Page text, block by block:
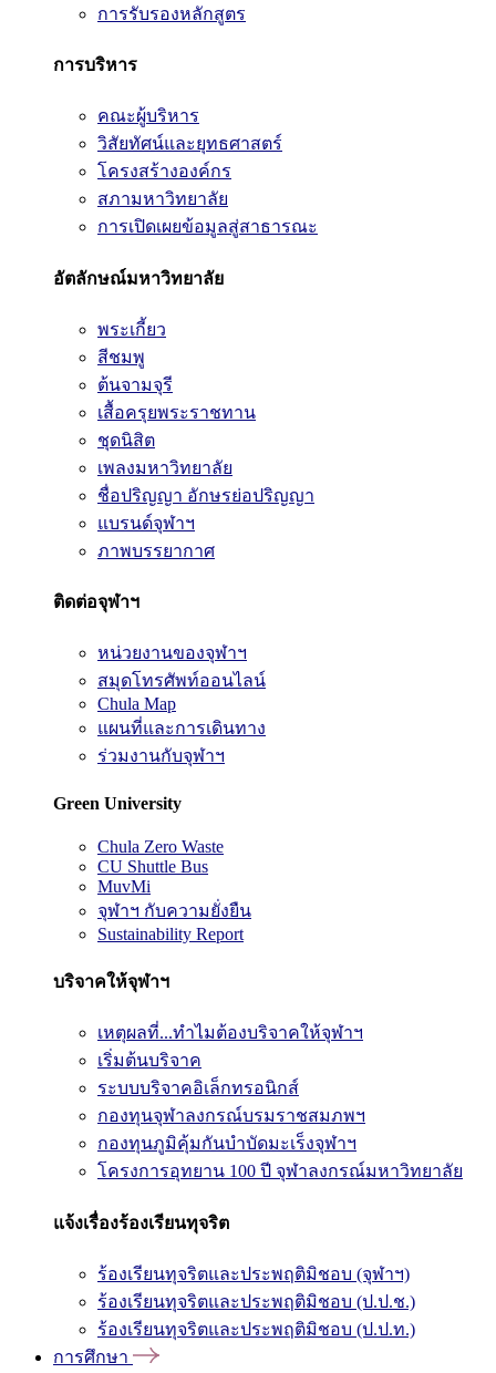
การรับรองหลักสูตร
การบริหาร
คณะผู้บริหาร
วิสัยทัศน์และยุทธศาสตร์
โครงสร้างองค์กร
สภามหาวิทยาลัย
การเปิดเผยข้อมูลสู่สาธารณะ
อัตลักษณ์มหาวิทยาลัย
พระเกี้ยว
สีชมพู
ต้นจามจุรี
เสื้อครุยพระราชทาน
ชุดนิสิต
เพลงมหาวิทยาลัย
ชื่อปริญญา อักษรย่อปริญญา
แบรนด์จุฬาฯ
ภาพบรรยากาศ
ติดต่อจุฬาฯ
หน่วยงานของจุฬาฯ
สมุดโทรศัพท์ออนไลน์
Chula Map
แผนที่และการเดินทาง
ร่วมงานกับจุฬาฯ
Green University
Chula Zero Waste
CU Shuttle Bus
MuvMi
จุฬาฯ กับความยั่งยืน
Sustainability Report
บริจาคให้จุฬาฯ
เหตุผลที่...ทำไมต้องบริจาคให้จุฬาฯ
เริ่มต้นบริจาค
ระบบบริจาคอิเล็กทรอนิกส์
กองทุนจุฬาลงกรณ์บรมราชสมภพฯ
กองทุนภูมิคุ้มกันบำบัดมะเร็งจุฬาฯ
โครงการอุทยาน 100 ปี จุฬาลงกรณ์มหาวิทยาลัย
แจ้งเรื่องร้องเรียนทุจริต
ร้องเรียนทุจริตและประพฤติมิชอบ (จุฬาฯ)
ร้องเรียนทุจริตและประพฤติมิชอบ (ป.ป.ช.)
ร้องเรียนทุจริตและประพฤติมิชอบ (ป.ป.ท.)
การศึกษา